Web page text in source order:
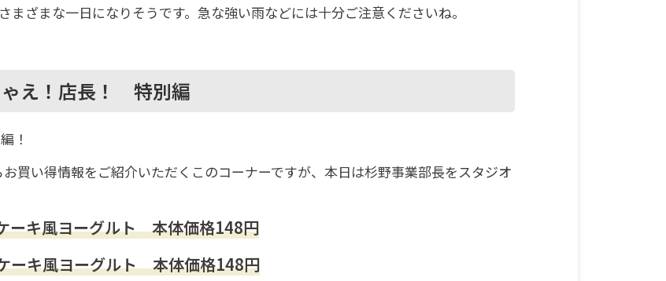
ざまな一日になりそうです。急な強い雨などには十分ご注意くださいね。
え！店長！ 特別編
！
買い得情報をご紹介いただくこのコーナーですが、本日は杉野事業部長をスタジオ
ーキ風ヨーグルト 本体価格148円
ーキ風ヨーグルト 本体価格148円